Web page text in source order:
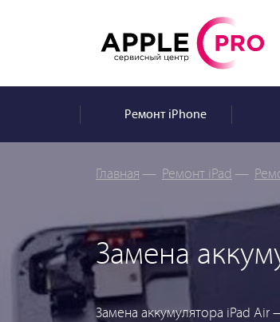
РемонтiPhone
Главная — Ремонт iPad —
Замена
Замена аккумулятора iPad